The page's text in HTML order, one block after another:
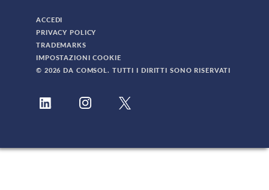
ACCEDI
PRIVACY POLICY
TRADEMARKS
IMPOSTAZIONI COOKIE
© 2026 DA COMSOL. TUTTI I DIRITTI SONO RISERVATI